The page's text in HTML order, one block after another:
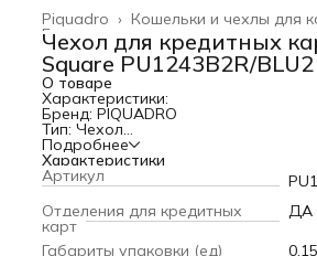
Кошельки и чехлы для
Piquadro ›
Главная
Чехол для кредитных
Square PU1243B2R/
О товаре
Характеристики:
Бренд: PIQUADRO
Тип: Чехол
Коллекция: Blue Square
PartNumber/Артикул Производителя:
Описание: Чехол для кредитных
перегородкой для документов и от
коллекция Blue Square.
цвета. Оторочка по канту -
молнии. Фирменная упаковка.
Подробнее
Характеристики
Артикул
Отделения для кредитных
карт
ДА
Габариты упаковки (ед)